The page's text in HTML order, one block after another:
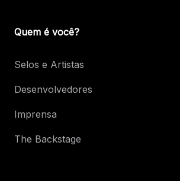
Quem é você?
Selos e Artistas
Desenvolvedores
Imprensa
The Backstage